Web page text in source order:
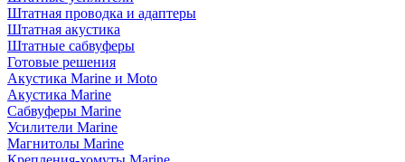
Штатная проводка и адаптеры
Штатная акустика
Штатные сабвуферы
Готовые решения
Акустика Marine и Moto
Акустика Marine
Сабвуферы Marine
Усилители Marine
Магнитолы Marine